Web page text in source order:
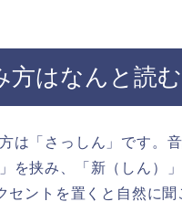
方はなんと読む
は「さっしん」です。
を挟み、「新（しん）
セントを置くと自然に聞